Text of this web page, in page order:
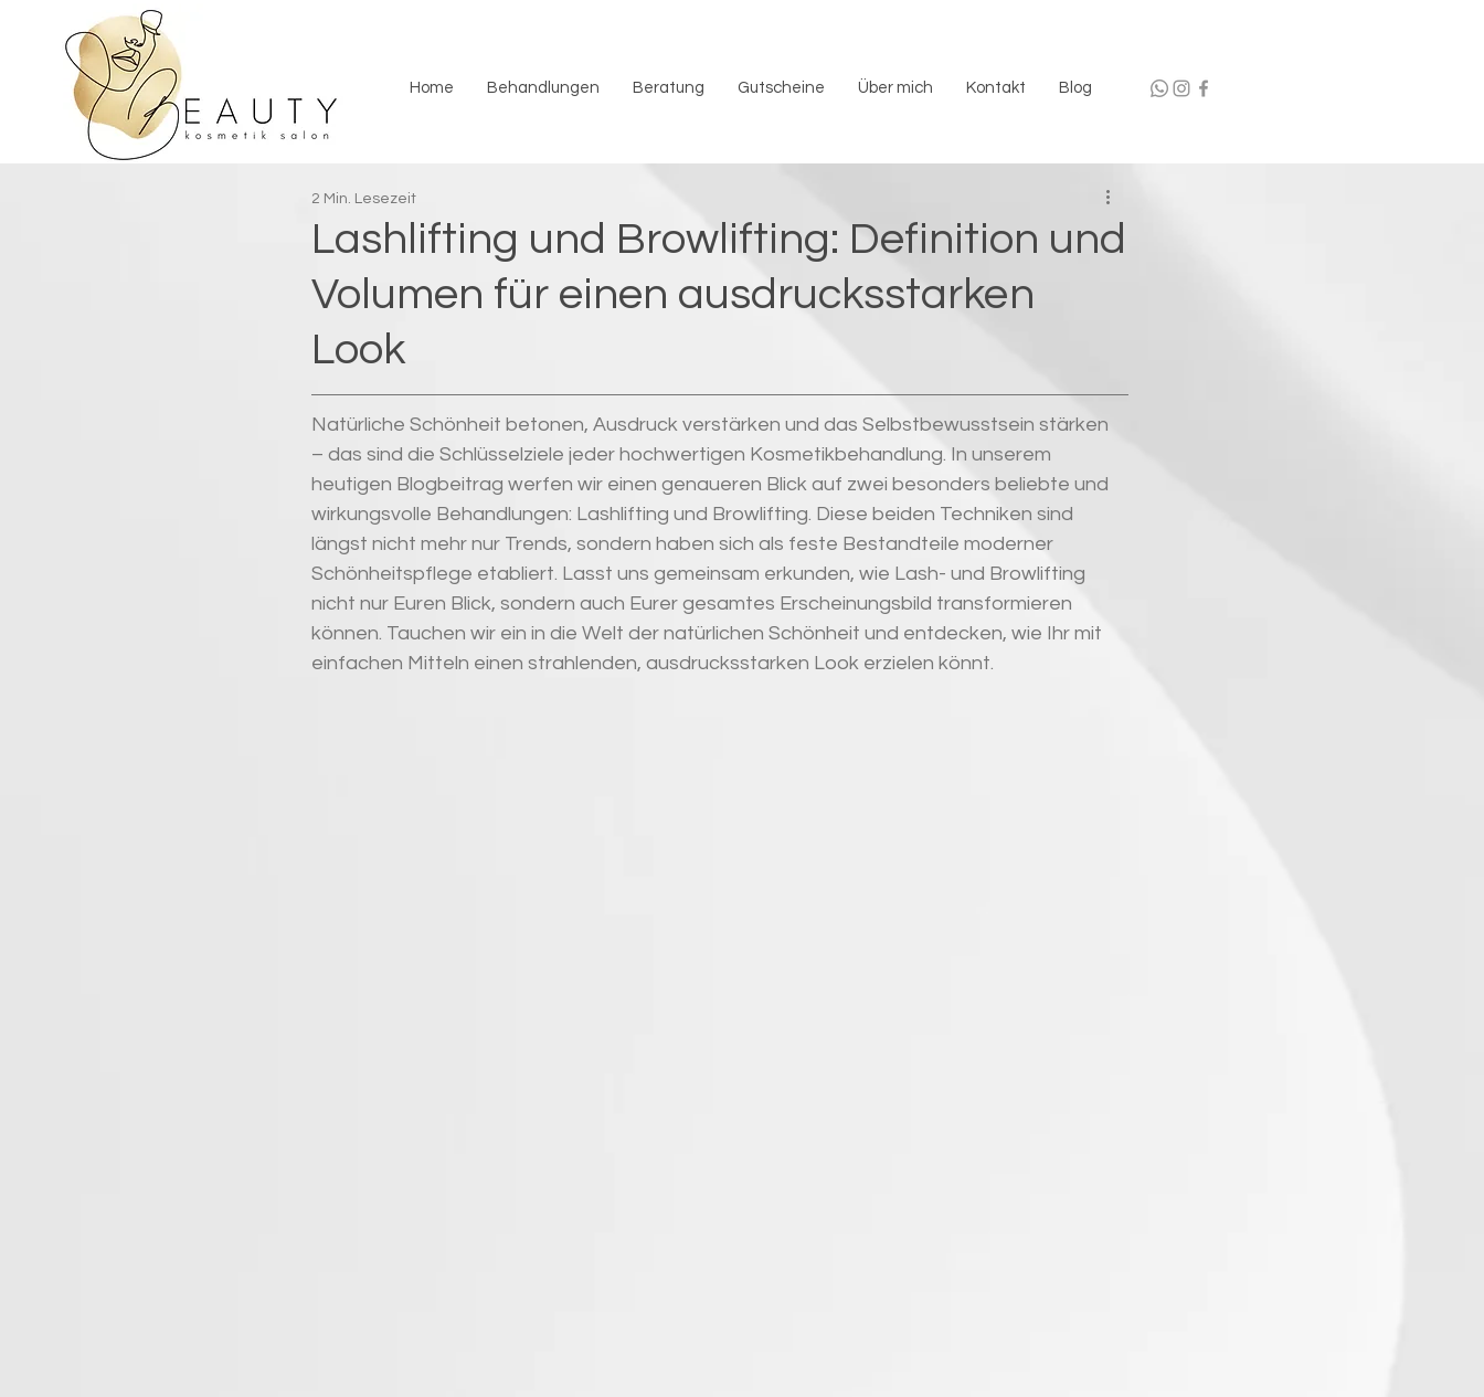
Home Behandlungen Beratung Gutscheine Über mich Kontakt Blog
Lashlifting und Browlifting: Definition und
Volumen für einen ausdrucksstarken
Look
2 Min. Lesezeit
Natürliche Schönheit betonen, Ausdruck verstärken und das Selbstbewusstsein stärken
– das sind die Schlüsselziele jeder hochwertigen Kosmetikbehandlung. In unserem
heutigen Blogbeitrag werfen wir einen genaueren Blick auf zwei besonders beliebte und
wirkungsvolle Behandlungen: Lashlifting und Browlifting. Diese beiden Techniken sind
längst nicht mehr nur Trends, sondern haben sich als feste Bestandteile moderner
Schönheitspflege etabliert. Lasst uns gemeinsam erkunden, wie Lash- und Browlifting
nicht nur Euren Blick, sondern auch Eurer gesamtes Erscheinungsbild transformieren
können. Tauchen wir ein in die Welt der natürlichen Schönheit und entdecken, wie Ihr mit
einfachen Mitteln einen strahlenden, ausdrucksstarken Look erzielen könnt.